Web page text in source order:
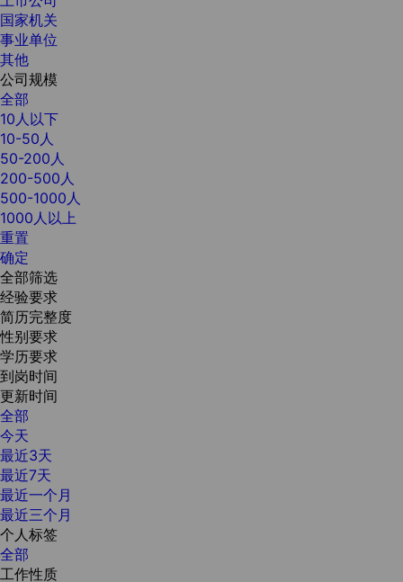
国家机关
事业单位
其他
公司规模
全部
10人以下
10-50人
50-200人
200-500人
500-1000人
1000人以上
重置
确定
全部筛选
经验要求
简历完整度
性别要求
学历要求
到岗时间
更新时间
全部
今天
最近3天
最近7天
最近一个月
最近三个月
个人标签
全部
工作性质